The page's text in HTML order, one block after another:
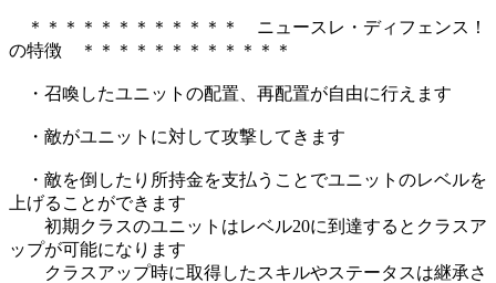
＊＊＊＊＊＊＊＊＊＊＊＊ ニュースレ・ディフェンス！
の特徴 ＊＊＊＊＊＊＊＊＊＊＊＊
・召喚したユニットの配置、再配置が自由に行えます
・敵がユニットに対して攻撃してきます
・敵を倒したり所持金を支払うことでユニットのレベルを
上げることができます
初期クラスのユニットはレベル20に到達するとクラスア
ップが可能になります
クラスアップ時に取得したスキルやステータスは継承さ